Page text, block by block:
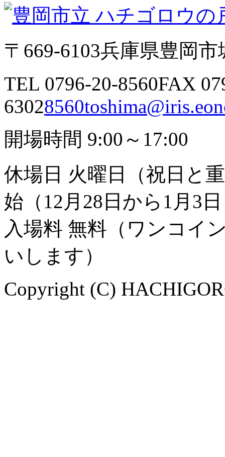
〒669-6103兵庫県豊岡市
TEL 0796-20-8560FAX
6302
開場時間 9:00～17:00
休場日 火曜日（祝日と
始（12月28日から1月3
入場料 無料（ワンコイ
いします）
Copyright (C)